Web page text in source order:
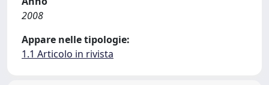
2008
Appare nelle tipologie:
1.1 Articolo in rivista